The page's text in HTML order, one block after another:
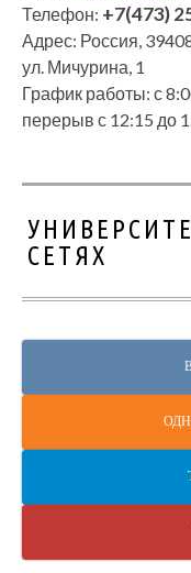
Телефон: +7(473)
Адрес: Россия,
ул. Мичурина, 1
График работы: с
перерыв с 12:15 до
СЕТЯХ